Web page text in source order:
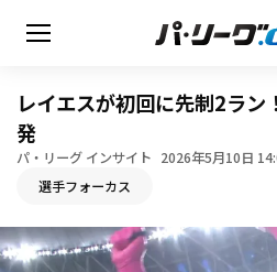
HOME
レイエスが初回に先制2ラ
発
パ・リーグ インサイト 2026年5月10日
選手フォーカス